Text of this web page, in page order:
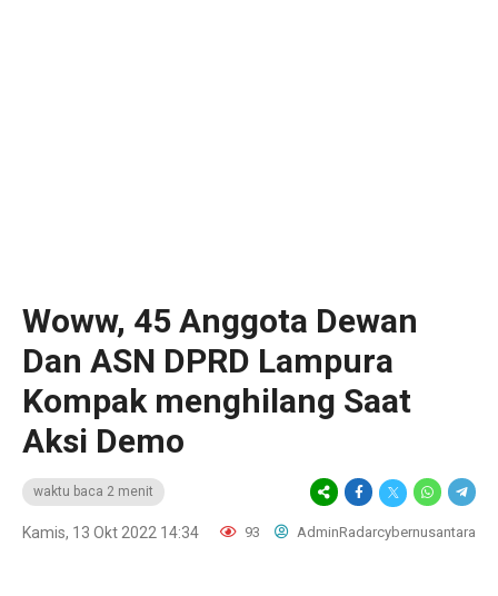
Woww, 45 Anggota Dewan
Dan ASN DPRD Lampura
Kompak menghilang Saat
Aksi Demo
waktu baca 2 menit
Kamis, 13 Okt 2022 14:34 93 AdminRadarcybernusantara